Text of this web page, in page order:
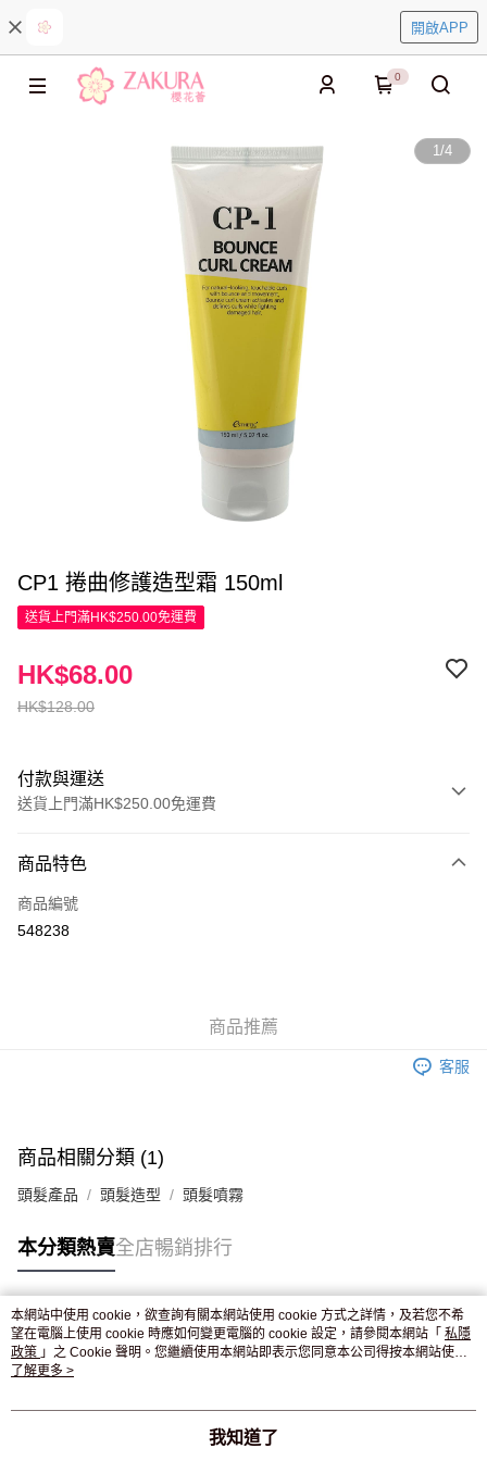
開啟APP
0
1/4
CP1 捲曲修護造型霜 150ml
送貨上門滿HK$250.00免運費
HK$128.00
HK$68.00
付款與運送
送貨上門滿HK$250.00免運費
信用卡
Apple Pay
付款後門市自取，訂單確認後2-4個工作天到店，7天內取。逾期後
商品特色
商品編號
548238
商品推薦
客服
商品相關分類 (1)
頭髮產品 頭髮造型 頭髮噴霧
本分類熱賣全店暢銷排行
熱門標籤
熱銷排行
本網站中使用 cookie，欲查詢有關本網站使用 cookie 方式之詳情，及若您不希
望在電腦上使用 cookie 時應如何變更電腦的 cookie 設定，請參閱本網站「 私隱
政策 」之 Cookie 聲明。您繼續使用本網站即表示您同意本公司得按本網站使用
條款之 Cookie 聲明使用 cookie。
了解更多 >
我知道了